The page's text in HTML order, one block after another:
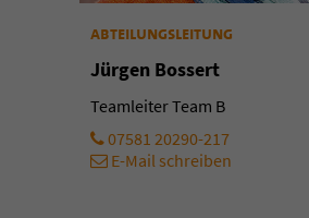
abteilungsleitung
Jürgen Bossert
Teamleiter Team B
07581 20290-217
E-Mail schreiben